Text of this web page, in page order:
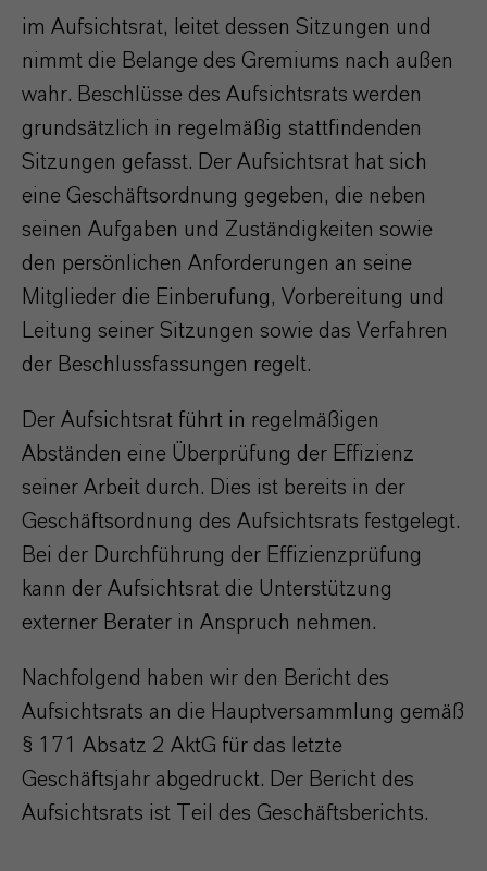
im Aufsichtsrat, leitet dessen Sitzungen und
nimmt die Belange des Gremiums nach außen
wahr. Beschlüsse des Aufsichtsrats werden
grundsätzlich in regelmäßig stattfindenden
Sitzungen gefasst. Der Aufsichtsrat hat sich
eine Geschäftsordnung gegeben, die neben
seinen Aufgaben und Zuständigkeiten sowie
den persönlichen Anforderungen an seine
Mitglieder die Einberufung, Vorbereitung und
Leitung seiner Sitzungen sowie das Verfahren
der Beschlussfassungen regelt.
Der Aufsichtsrat führt in regelmäßigen
Abständen eine Überprüfung der Effizienz
seiner Arbeit durch. Dies ist bereits in der
Geschäftsordnung des Aufsichtsrats festgelegt.
Bei der Durchführung der Effizienzprüfung
kann der Aufsichtsrat die Unterstützung
externer Berater in Anspruch nehmen.
Nachfolgend haben wir den Bericht des
Aufsichtsrats an die Hauptversammlung gemäß
§ 171 Absatz 2 AktG für das letzte
Geschäftsjahr abgedruckt. Der Bericht des
Aufsichtsrats ist Teil des Geschäftsberichts.